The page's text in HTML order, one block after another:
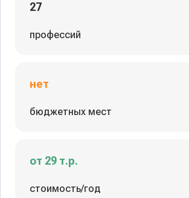
27
профессий
нет
бюджетных мест
от 29 т.р.
стоимость/год